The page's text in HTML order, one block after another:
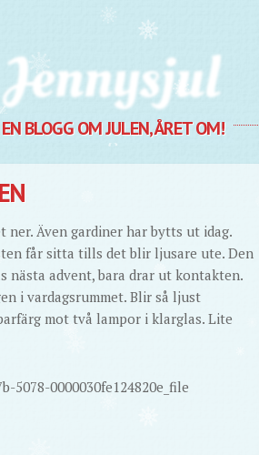
Jennysjul
EN BLOGG OM JULEN, ÅRET OM!
Även gardiner har bytts ut idag.
får sitta tills det blir ljusare ute. Den
advent, bara drar ut kontakten.
i vardagsrummet. Blir så ljust
mot två lampor i klarglas. Lite